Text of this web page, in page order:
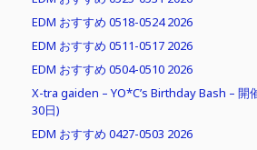
EDM おすすめ 0518-0524 2026
EDM おすすめ 0511-0517 2026
EDM おすすめ 0504-0510 2026
X-tra gaiden – YO*C’s Birthday Bash – 開
30日)
EDM おすすめ 0427-0503 2026